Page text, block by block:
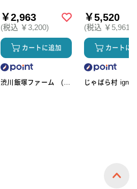
￥2,963
(税込 ￥3,200)
カートに追加
渋川飯塚ファーム (ア
￥5,520
(税込 ￥5,961)
カートに
じゃばら村